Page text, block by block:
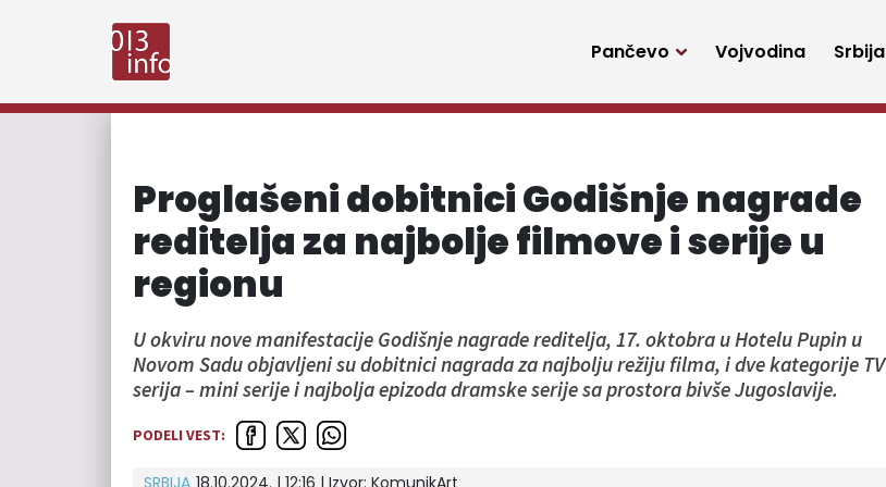
Pančevo Vojvodina Srbija
Proglašeni dobitnici Godišnje nagrade
reditelja za najbolje filmove i serije u
regionu
U okviru nove manifestacije Godišnje nagrade reditelja, 17. oktobra u Hotelu Pupin u
Novom Sadu objavljeni su dobitnici nagrada za najbolju režiju filma, i dve kategorije TV
serija – mini serije i najbolja epizoda dramske serije sa prostora bivše Jugoslavije.
PODELI VEST:
SRBIJA 18.10.2024. | 12:16 | Izvor: KomunikArt